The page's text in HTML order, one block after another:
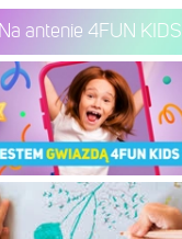
Na antenie 4FUN KIDS